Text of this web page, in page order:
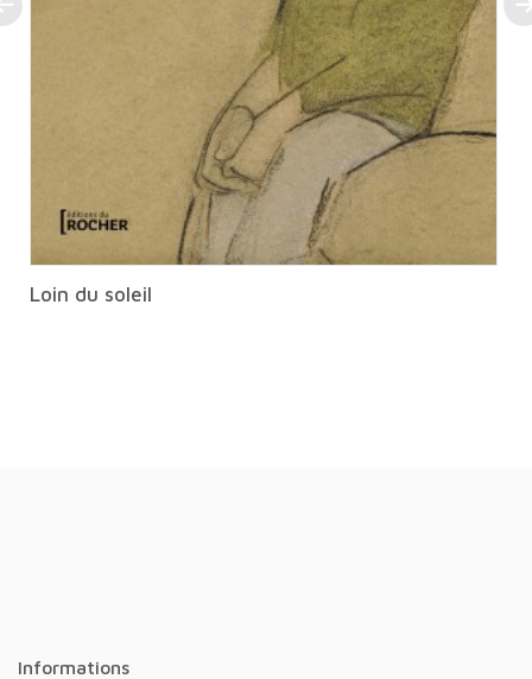
Loin du soleil
Informations